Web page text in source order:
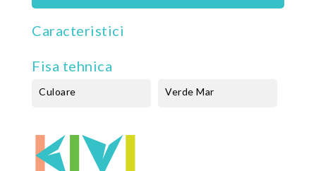
Caracteristici
Fisa tehnica
Culoare Verde Mar